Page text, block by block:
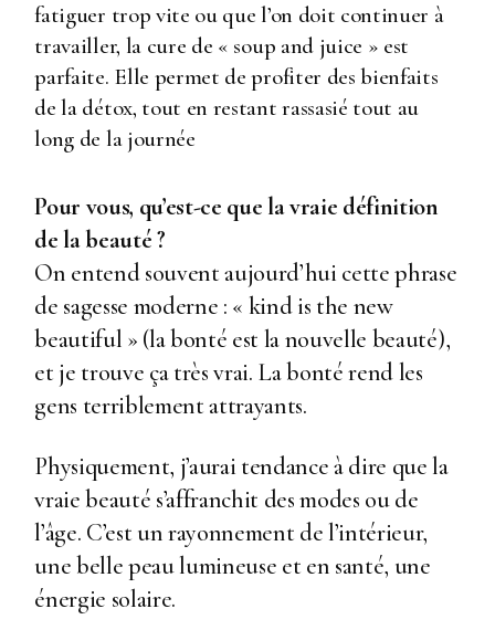
fatiguer trop vite ou que l’on doit continuer à
travailler, la cure de « soup and juice » est
parfaite. Elle permet de profiter des bienfaits
de la détox, tout en restant rassasié tout au
long de la journée
Pour vous, qu’est-ce que la vraie définition
de la beauté ?
On entend souvent aujourd’hui cette phrase
de sagesse moderne : « kind is the new
beautiful » (la bonté est la nouvelle beauté),
et je trouve ça très vrai. La bonté rend les
gens terriblement attrayants.
Physiquement, j’aurai tendance à dire que la
vraie beauté s’affranchit des modes ou de
l’âge. C’est un rayonnement de l’intérieur,
une belle peau lumineuse et en santé, une
énergie solaire.